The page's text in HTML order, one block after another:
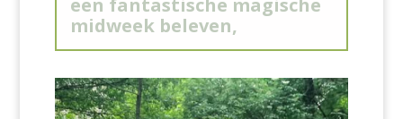
een fantastische magische
midweek beleven,